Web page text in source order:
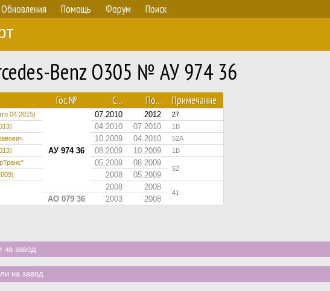
Обновления Помощь Форум Поиск
Benz O305 № АУ 974 36
Гос.№ С... По... Примечание
04.2015)
АУ 974 36
07.2010 2012
27
04.2010 07.2010
1В
10.2009 04.2010
52А
08.2009 10.2009
1В
05.2009 08.2009
52
2008 05.2009
2008 2008
41
АО 079 36 2003 2008
на завод
на завод